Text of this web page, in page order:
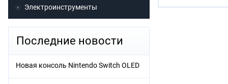
Электроинструменты
Последние новости
Новая консоль Nintendo Switch OLED